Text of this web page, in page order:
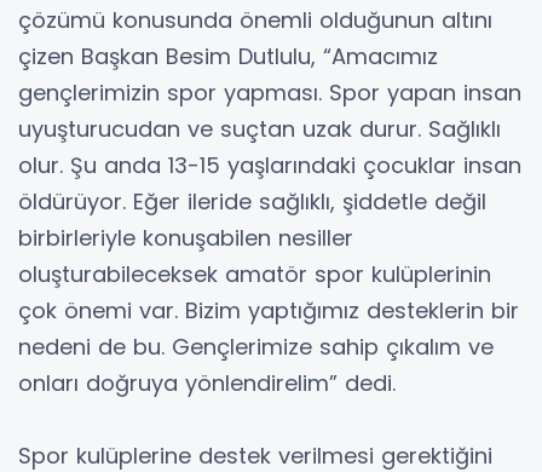
çözümü konusunda önemli olduğunun altını
çizen Başkan Besim Dutlulu, “Amacımız
gençlerimizin spor yapması. Spor yapan insan
uyuşturucudan ve suçtan uzak durur. Sağlıklı
olur. Şu anda 13-15 yaşlarındaki çocuklar insan
öldürüyor. Eğer ileride sağlıklı, şiddetle değil
birbirleriyle konuşabilen nesiller
oluşturabileceksek amatör spor kulüplerinin
çok önemi var. Bizim yaptığımız desteklerin bir
nedeni de bu. Gençlerimize sahip çıkalım ve
onları doğruya yönlendirelim” dedi.
Spor kulüplerine destek verilmesi gerektiğini